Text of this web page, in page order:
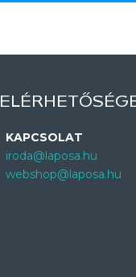
KAPCSOLAT
iroda@laposa.hu
webshop@laposa.hu